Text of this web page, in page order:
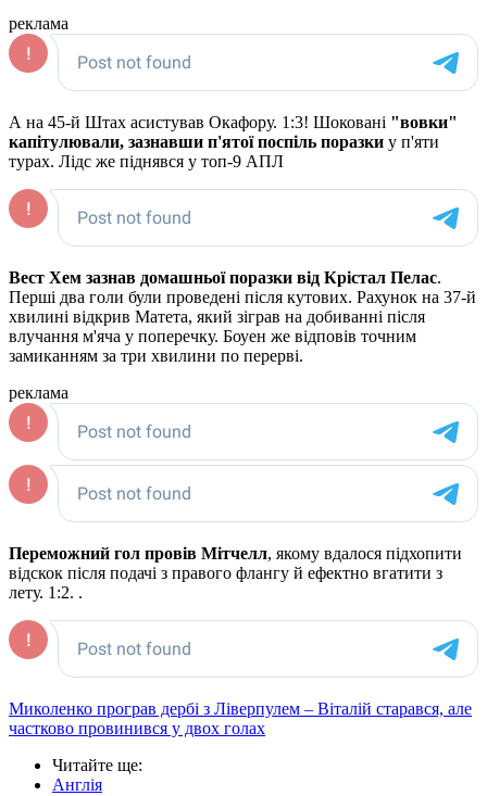
реклама
А на 45-й Штах асистував Окафору. 1:3! Шоковані "вовки"
капітулювали, зазнавши п'ятої поспіль поразки у п'яти
турах. Лідс же піднявся у топ-9 АПЛ
Вест Хем зазнав домашньої поразки від Крістал Пелас.
Перші два голи були проведені після кутових. Рахунок на 37-й
хвилині відкрив Матета, який зіграв на добиванні після
влучання м'яча у поперечку. Боуен же відповів точним
замиканням за три хвилини по перерві.
реклама
Переможний гол провів Мітчелл, якому вдалося підхопити
відскок після подачі з правого флангу й ефектно вгатити з
лету. 1:2. .
Миколенко програв дербі з Ліверпулем – Віталій старався, але
частково провинився у двох голах
Читайте ще:
Англія